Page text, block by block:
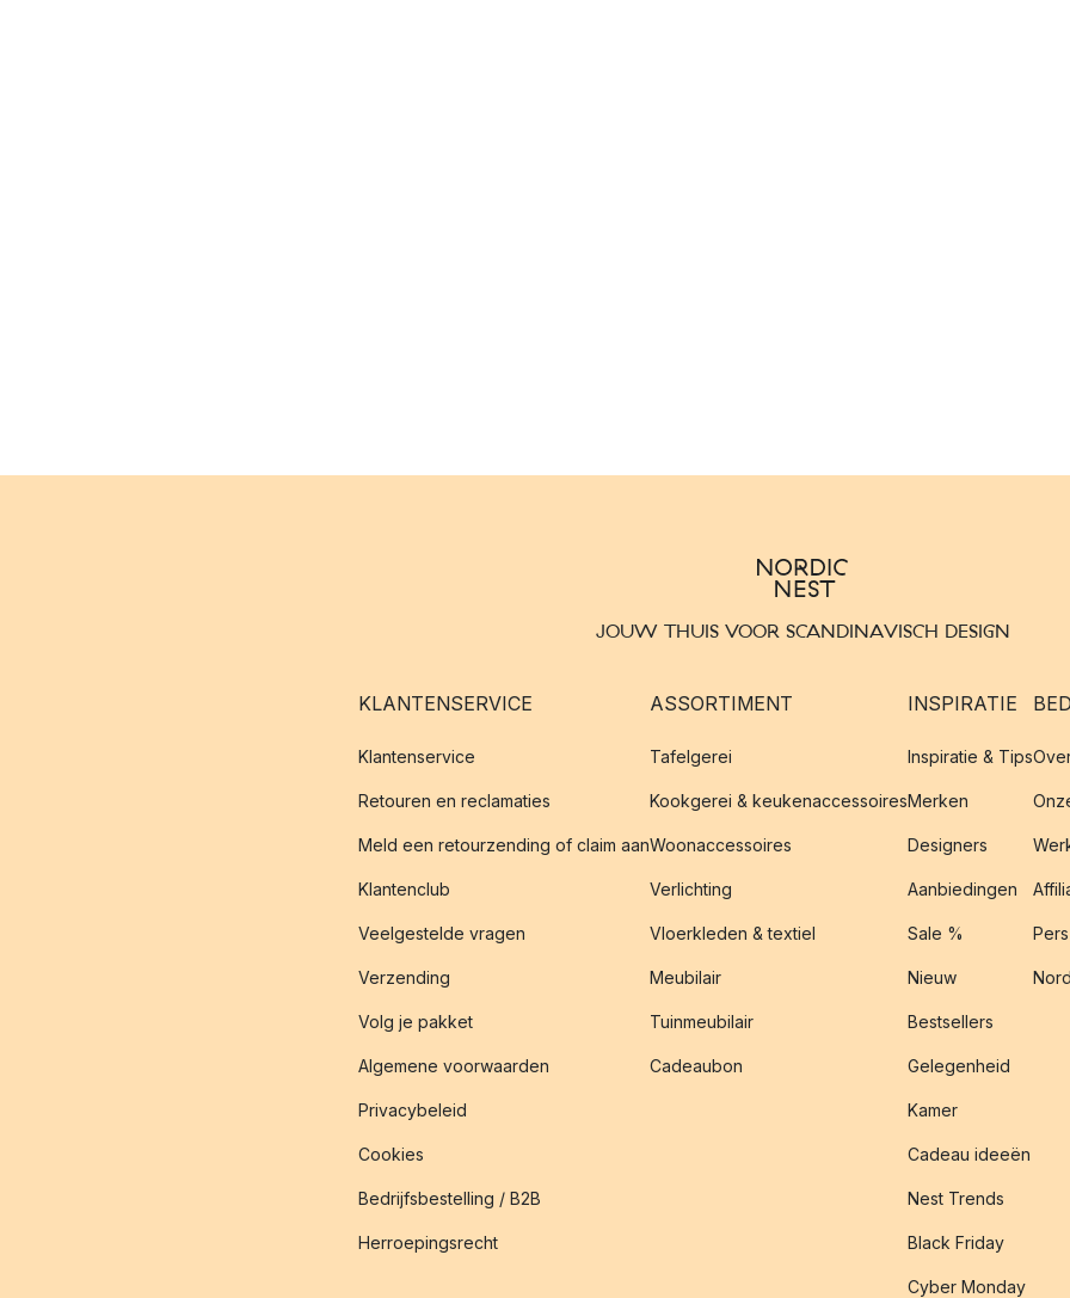
JOUW THUIS VOOR SCANDINAVISCH DESIGN
KLANTENSERVICE
Klantenservice
Retouren en reclamaties
Meld een retourzending of claim aan
Klantenclub
Veelgestelde vragen
Verzending
Volg je pakket
Algemene voorwaarden
Privacybeleid
Cookies
Bedrijfsbestelling / B2B
Herroepingsrecht
ASSORTIMENT
Tafelgerei
Kookgerei & keukenaccessoires
Woonaccessoires
Verlichting
Vloerkleden & textiel
Meubilair
Tuinmeubilair
Cadeaubon
INSPIRATIE
Inspiratie & Tips
Merken
Designers
Aanbiedingen
Sale %
Nieuw
Bestsellers
Gelegenheid
Kamer
Cadeau ideeën
Nest Trends
Black Friday
Cyber Monday
Pers